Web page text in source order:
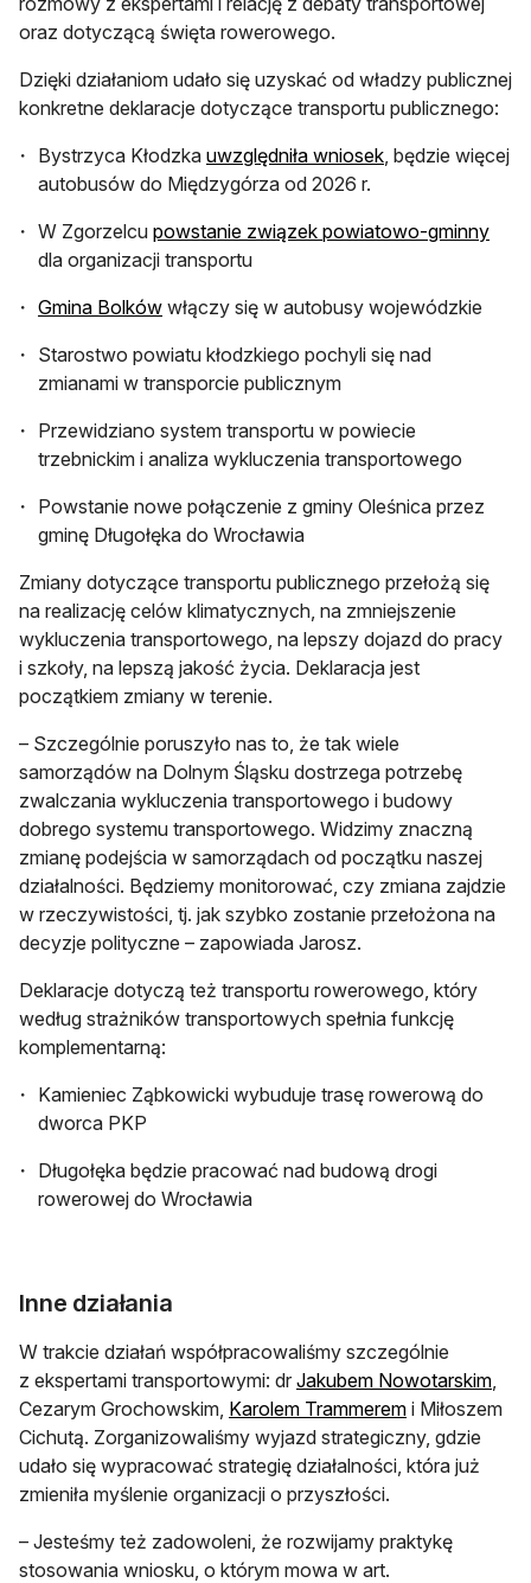
oraz dotyczącą święta rowerowego.
Dzięki działaniom udało się uzyskać od władzy publicznej
konkretne deklaracje dotyczące transportu publicznego:
Bystrzyca Kłodzka uwzględniła wniosekotwiera się w
, będzie więcej
autobusów do Międzygórza od 2026 r.
W Zgorzelcu powstanie związek powiatowo-gminny
dla organizacji transportu
Gmina Bolkówotwiera się w nowej karcie
włączy się w autobusy wojewódzkie
Starostwo powiatu kłodzkiego pochyli się nad
zmianami w transporcie publicznym
Przewidziano system transportu w powiecie
trzebnickim i analiza wykluczenia transportowego
Powstanie nowe połączenie z gminy Oleśnica przez
gminę Długołęka do Wrocławia
Zmiany dotyczące transportu publicznego przełożą się
na realizację celów klimatycznych, na zmniejszenie
wykluczenia transportowego, na lepszy dojazd do pracy
i szkoły, na lepszą jakość życia. Deklaracja jest
początkiem zmiany w terenie.
– Szczególnie poruszyło nas to, że tak wiele
samorządów na Dolnym Śląsku dostrzega potrzebę
zwalczania wykluczenia transportowego i budowy
dobrego systemu transportowego. Widzimy znaczną
zmianę podejścia w samorządach od początku naszej
działalności. Będziemy monitorować, czy zmiana zajdzie
w rzeczywistości, tj. jak szybko zostanie przełożona na
decyzje polityczne – zapowiada Jarosz.
Deklaracje dotyczą też transportu rowerowego, który
według strażników transportowych spełnia funkcję
komplementarną:
Kamieniec Ząbkowicki wybuduje trasę rowerową do
dworca PKP
Długołęka będzie pracować nad budową drogi
rowerowej do Wrocławia
Inne działania
W trakcie działań współpracowaliśmy szczególnie
z ekspertami transportowymi: dr Jakubem Nowotarskim
Cezarym Grochowskim, Karolem Trammeremotwiera się w
i Miłoszem
Cichutą. Zorganizowaliśmy wyjazd strategiczny, gdzie
udało się wypracować strategię działalności, która już
zmieniła myślenie organizacji o przyszłości.
– Jesteśmy też zadowoleni, że rozwijamy praktykę
stosowania wniosku, o którym mowa w art.